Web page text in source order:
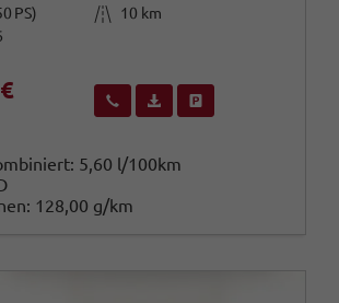
PS) Kilometerstand
10 km
Wir rufen Sie anFahrzeugexposé (PDF)
5,60 l/100km
128,00 g/km